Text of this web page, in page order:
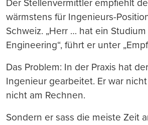
Der Stellenvermittler empfiehlt
wärmstens für Ingenieurs-
Schweiz. „Herr … hat ein
Engineering“, führt er unter
Das Problem: In der Praxis hat
Ingenieur gearbeitet. Er war
nicht am Rechnen.
Sondern er sass die meiste Zeit